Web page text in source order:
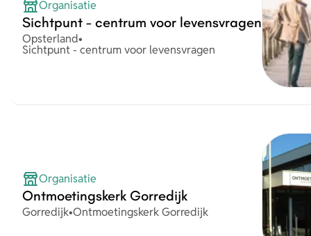
Organisatie
Sichtpunt - centrum voor levensvragen
Plaats
Opsterland•
Organisatie
Sichtpunt - centrum voor levensvragen
Organisatie
Ontmoetingskerk Gorredijk
Plaats
Gorredijk•Organisatie
Ontmoetingskerk Gorredijk